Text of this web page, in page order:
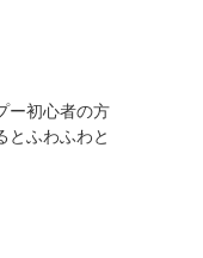
ー初心者の方
とふわふわと